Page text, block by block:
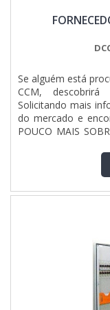
segmento de
garantir sempre a
prazer em
PONTOS FORTES
tem o que há de
soluções
residenciais. É
portfólio como
montagem de
custo-
atendimento
especializados e
eficiência da
tem feito a
qualidade, que
Se alguém está
CCM,
Solicitando mais
do mercado e
POUCO MAIS
CCM seguro, vai
encontrar painel
qualidade final
qualidade e
de lado por muitas
do cliente.Existem
conhecimento e
motivos pelos
pesquisar por